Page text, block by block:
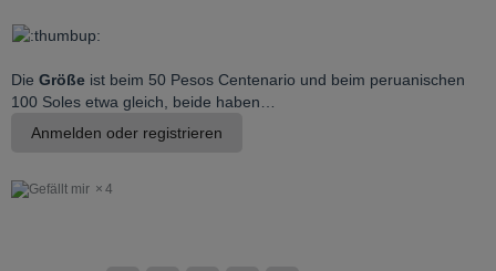
Die Größe ist beim 50 Pesos Centenario und beim peruanischen
100 Soles etwa gleich, beide haben…
Anmelden oder registrieren
4